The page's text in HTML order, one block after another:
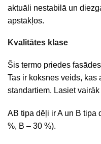
aktuāli nestabilā un
apstākļos.
Kvalitātes klase
Šis termo priedes
Tas ir koksnes veids, kas
standartiem. Lasiet
AB tipa dēļi ir A un B tipa
%, B – 30 %).